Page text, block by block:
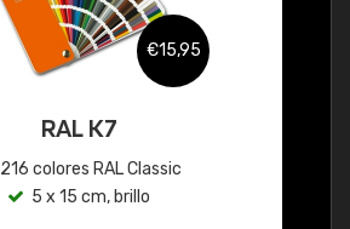
€15,95
RAL K7
216 colores RAL Classic
5 x 15 cm, brillo